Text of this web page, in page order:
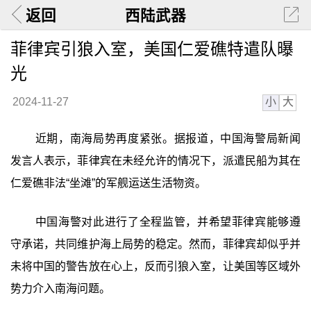
返回 西陆武器
菲律宾引狼入室，美国仁爱礁特遣队曝
光
2024-11-27 小 大
近期，南海局势再度紧张。据报道，中国海警局新闻
发言人表示，菲律宾在未经允许的情况下，派遣民船为其在
仁爱礁非法“坐滩”的军舰运送生活物资。
中国海警对此进行了全程监管，并希望菲律宾能够遵
守承诺，共同维护海上局势的稳定。然而，菲律宾却似乎并
未将中国的警告放在心上，反而引狼入室，让美国等区域外
势力介入南海问题。